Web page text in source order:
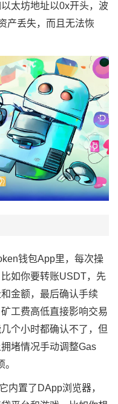
太坊地址以0x开头，波
产丢失，而且无法恢
钱包App里，每次操
如你要转账USDT，先
金额，最后确认手续
工费高低直接影响交易
个小时都确认不了，但
堵情况手动调整Gas
内置了DApp浏览器，